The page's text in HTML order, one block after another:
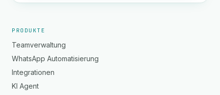
PRODUKTE
Teamverwaltung
WhatsApp Automatisierung
Integrationen
KI Agent